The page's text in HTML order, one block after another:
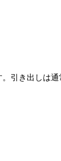
引き出しは